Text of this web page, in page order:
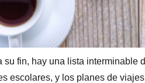
su fin, hay una lista interminable
escolares, y los planes de